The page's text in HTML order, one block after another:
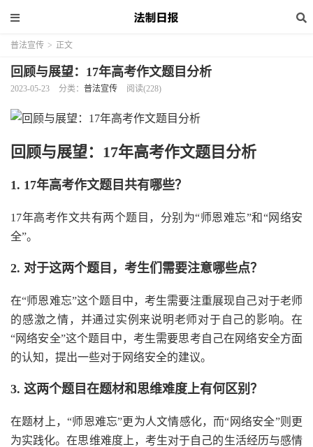
普法宣传 > 正文
回顾与展望：17年高考作文题目分析
2023-05-23 分类： 普法宣传 阅读(228)
回顾与展望：17年高考作文题目分析
1. 17年高考作文题目共有哪些？
17年高考作文共有两个题目，分别为“师恩难忘”和“网络安
全”。
2. 对于这两个题目，考生们需要注意哪些点？
在“师恩难忘”这个题目中，考生需要注重展现自己对于老师
的感激之情，并通过实例来说明老师对于自己的影响。在
“网络安全”这个题目中，考生需要思考自己在网络安全方面
的认知，提出一些对于网络安全的建议。
3. 这两个题目在题材和思维难度上有何区别？
在题材上，“师恩难忘”更为人文情感化，而“网络安全”则更
为实践化。在思维难度上，考生对于自己的生活经历与感情